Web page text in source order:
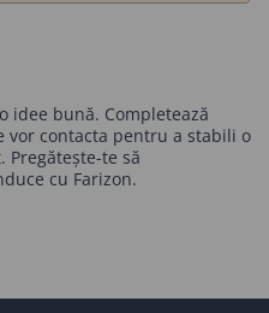
idee bună. Completează
contacta pentru a stabili o
Pregătește-te să
cu Farizon.